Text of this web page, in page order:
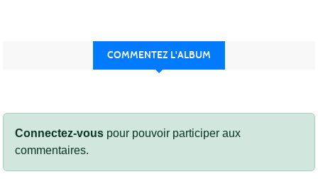
COMMENTEZ L'ALBUM
Connectez-vous pour pouvoir participer aux
commentaires.